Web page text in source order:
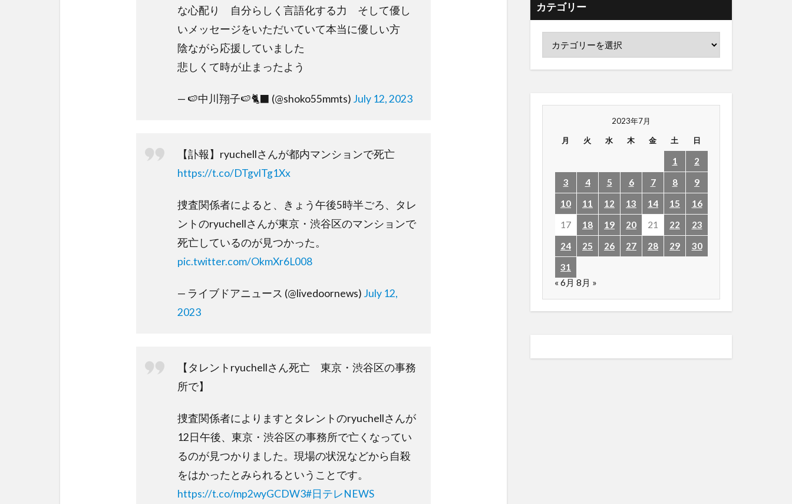
な心配り 自分らしく言語化する力 そして優し
いメッセージをいただいていて本当に優しい方
陰ながら応援していました
悲しくて時が止まったよう
— 🍉中川翔子🍉🐈‍⬛ (@shoko55mmts) July 12, 2023
【訃報】ryuchellさんが都内マンションで死亡
https://t.co/DTgvlTg1Xx
捜査関係者によると、きょう午後5時半ごろ、タレ
ントのryuchellさんが東京・渋谷区のマンションで
死亡しているのが見つかった。
pic.twitter.com/OkmXr6L008
— ライブドアニュース (@livedoornews) July 12,
2023
【タレントryuchellさん死亡 東京・渋谷区の事務
所で】
捜査関係者によりますとタレントのryuchellさんが
12日午後、東京・渋谷区の事務所で亡くなってい
るのが見つかりました。現場の状況などから自殺
をはかったとみられるということです。
https://t.co/mp2wyGCDW3#日テレNEWS
カテゴリー
2023年7月
月 火 水 木 金 土 日
1
2
3
4 5 6 7 8
9
10
11 12 13 14 15
16
17
18 19 20 21 22
23
24
25 26 27 28 29
30
31
« 6月 8月 »